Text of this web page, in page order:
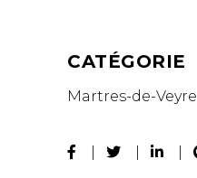
CATÉGORIE
Martres-de-Veyre